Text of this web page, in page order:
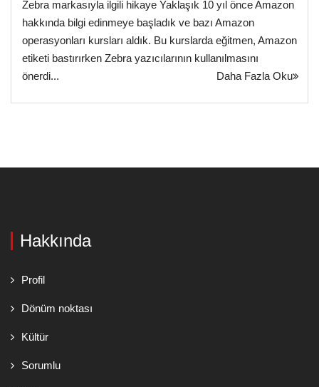
Zebra markasıyla ilgili hikaye Yaklaşık 10 yıl önce Amazon
hakkında bilgi edinmeye başladık ve bazı Amazon
operasyonları kursları aldık. Bu kurslarda eğitmen, Amazon
etiketi bastırırken Zebra yazıcılarının kullanılmasını
önerdi...
Daha Fazla Oku
Hakkında
Profil
Dönüm noktası
Kültür
Sorumlu